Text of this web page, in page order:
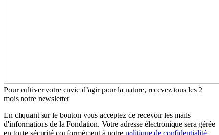
Pour cultiver votre envie d’agir pour la nature, recevez tous les 2
mois notre newsletter
En cliquant sur le bouton vous acceptez de recevoir les mails
d'informations de la Fondation. Votre adresse électronique sera gérée
en toute sécurité conformément à notre politique de confidentialité.